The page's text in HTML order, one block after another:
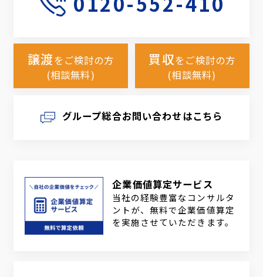
譲渡をご検討の方
(相談無料)
買収をご検討の方
(相談無料)
グループ総合お問い合わせはこちら
企業価値算定サービス
当社の経験豊富なコンサルタ
ントが、無料で企業価値算定
を実施させていただきます。